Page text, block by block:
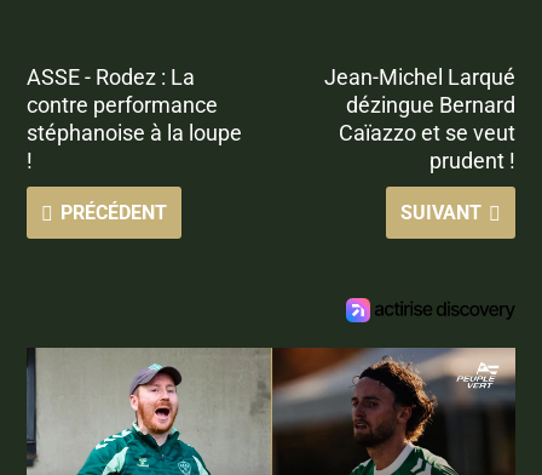
ASSE - Rodez : La
contre performance
stéphanoise à la loupe
!
PRÉCÉDENT
Jean-Michel Larqué
dézingue Bernard
Caïazzo et se veut
prudent !
SUIVANT